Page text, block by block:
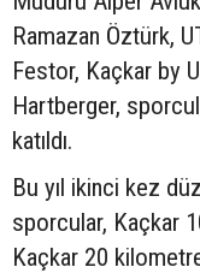
Ramazan Öztürk,
Festor, Kaçkar by
Hartberger,
katıldı.
Bu yıl ikinci kez
sporcular, Kaçkar
Kaçkar 20